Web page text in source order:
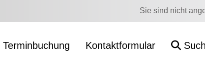
Sie sind nicht
Terminbuchung Kontaktformular